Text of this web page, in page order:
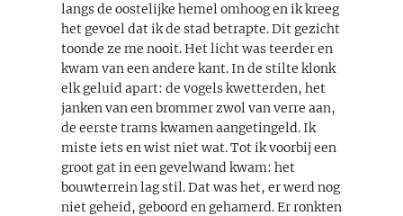
langs de oostelijke hemel omhoog en ik kreeg
het gevoel dat ik de stad betrapte. Dit gezicht
toonde ze me nooit. Het licht was teerder en
kwam van een andere kant. In de stilte klonk
elk geluid apart: de vogels kwetterden, het
janken van een brommer zwol van verre aan,
de eerste trams kwamen aangetingeld. Ik
miste iets en wist niet wat. Tot ik voorbij een
groot gat in een gevelwand kwam: het
bouwterrein lag stil. Dat was het, er werd nog
niet geheid, geboord en gehamerd. Er ronkten